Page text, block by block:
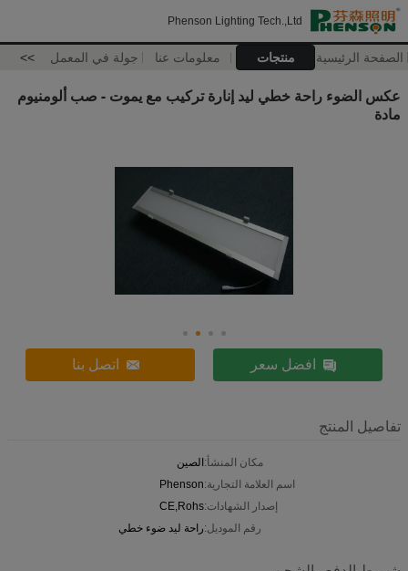
Phenson Lighting Tech.,Ltd
الصفحة الرئيسية منتجات معلومات عنا جولة في المعمل >>
عكس الضوء راحة خطي ليد إنارة تركيب مع يموت - صب ألومنيوم
مادة
افضل سعر اتصل بنا
تفاصيل المنتج
مكان المنشأ:الصين
اسم العلامة التجارية:Phenson
إصدار الشهادات:CE,Rohs
رقم الموديل:راحة ليد ضوء خطي